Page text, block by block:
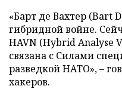
«Барт де Вахтер (Bart
гибридной войне.
HAVN (Hybrid Analyse
связана с Силами
разведкой НАТО», –
хакеров.